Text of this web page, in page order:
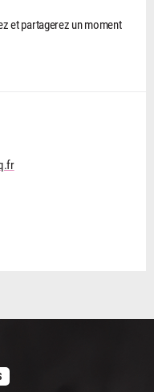
et partagerez un moment